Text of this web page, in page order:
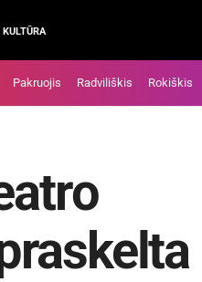
KULTŪRA
Pakruojis Radviliškis Rokiškis